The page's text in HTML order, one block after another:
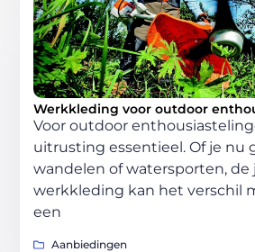
Werkkleding voor outdoor
Voor outdoor
uitrusting essentieel. Of je nu
wandelen of watersporten, de
werkkleding kan het verschil
een
Aanbiedingen